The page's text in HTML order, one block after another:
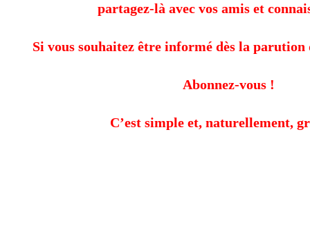
partagez-là avec vos amis et
Si vous souhaitez être informé dès la
Abonnez-vous !
C’est simple et, naturellement,